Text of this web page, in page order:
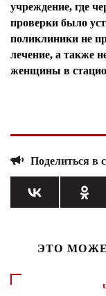
учреждение, где
проверки было
поликлиники не
лечение, а также
женщины в
Поделиться в
ЭТО